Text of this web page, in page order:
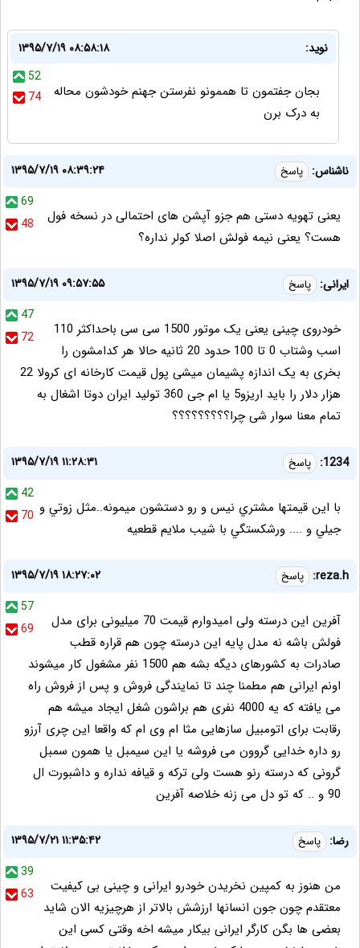
نوید:
۱۳۹۵/۷/۱۹ ۰۸:۵۸:۱۸
52
74
بجان جفتمون تا هممونو نفرستن جهنم خودشون محاله
به درک برن
ناشناس: پاسخ
۱۳۹۵/۷/۱۹ ۰۸:۳۹:۲۴
69
48
یعنی تهویه دستی هم جزو آپشن های احتمالی در نسخه فول
هست؟ یعنی نیمه فولش اصلا کولر نداره؟
ایرانی: پاسخ
۱۳۹۵/۷/۱۹ ۰۹:۵۷:۵۵
47
72
خودروی چینی یعنی یک موتور 1500 سی سی باحداکثر 110
اسب وشتاب 0 تا 100 حدود 20 ثانیه حالا هر کدامشون را
بخری به یک اندازه پشیمان میشی پول قیمت کارخانه ای کرولا 22
هزار دلار را باید اریزو5 یا ام جی 360 تولید ایران دوتا اشغال به
تمام معنا سوار شی چرا؟؟؟؟؟؟؟؟؟
1234: پاسخ
۱۳۹۵/۷/۱۹ ۱۱:۲۸:۳۱
42
70 با اين قيمتها مشتري نيس و رو دستشون ميمونه..مثل زوتي و
جيلي و .... ورشكستگي با شيب ملايم قطعيه
reza.h: پاسخ
۱۳۹۵/۷/۱۹ ۱۸:۲۷:۰۲
57
69
آفرین این درسته ولی امیدوارم قیمت 70 میلیونی برای مدل
فولش باشه نه مدل پایه این درسته چون هم قراره قطب
صادرات به کشورهای دیگه بشه هم 1500 نفر مشغول کار میشوند
اونم ایرانی هم مطمنا چند تا نمایندگی فروش و پس از فروش راه
می یافته که یه 4000 نفری هم براشون شغل ایجاد میشه هم
رقابت برای اتومبیل سازهایی مثا ام وی ام که واقعا این چری آرزو
رو داره خدایی گروون می فروشه یا این سیمبل یا همون سمبل
گرونی که درسته رنو هست ولی ترکه و قیافه نداره و داشبورت ال
90 و .. که تو دل می زنه خلاصه آفرین
رضا: پاسخ
۱۳۹۵/۷/۲۱ ۱۱:۳۵:۴۲
39
63
من هنوز به کمپین نخریدن خودرو ایرانی و چینی بی کیفیت
معتقدم چون جون انسانها ارزشش بالاتر از هرچیزیه الان شاید
بعضی ها بگن کارگر ایرانی بیکار میشه اخه وقتی کسی این